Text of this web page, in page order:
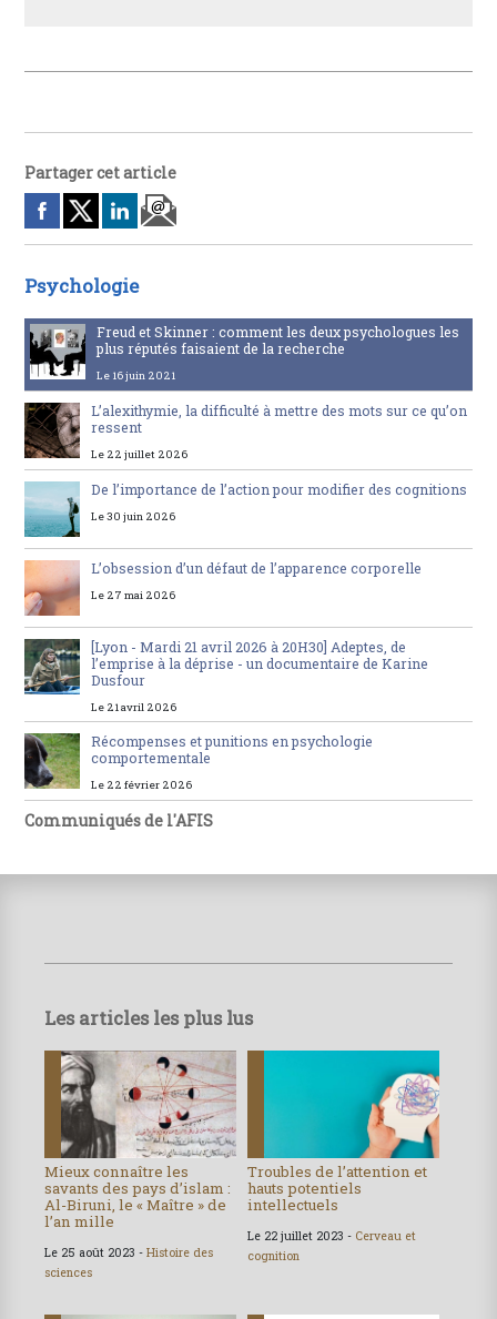
Partager cet article
Psychologie
Freud et Skinner : comment les deux psychologues les
plus réputés faisaient de la recherche
Le 16 juin 2021
L’alexithymie, la difficulté à mettre des mots sur ce qu’on
ressent
Le 22 juillet 2026
De l’importance de l’action pour modifier des cognitions
Le 30 juin 2026
L’obsession d’un défaut de l’apparence corporelle
Le 27 mai 2026
[Lyon - Mardi 21 avril 2026 à 20H30] Adeptes, de
l’emprise à la déprise - un documentaire de Karine
Dusfour
Le 21 avril 2026
Récompenses et punitions en psychologie
comportementale
Le 22 février 2026
Communiqués de l'AFIS
Les articles les plus lus
Mieux connaître les
savants des pays d’islam :
Al-Biruni, le « Maître » de
l’an mille
Le 25 août 2023 - Histoire des
sciences
Troubles de l’attention et
hauts potentiels
intellectuels
Le 22 juillet 2023 - Cerveau et
cognition